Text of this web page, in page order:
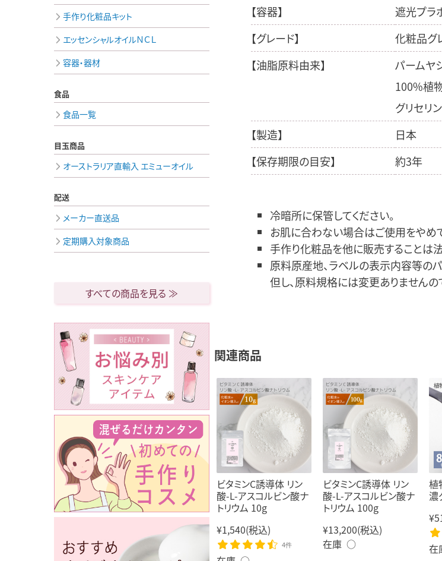
【容器】
遮光プラ
【グレード】
化粧品グ
【油脂原料由来】
パームヤ
100%植
グリセリ
【製造】
日本
【保存期限の目安】 約3年
冷暗所に保管してください。
お肌に合わない場合はご使用をやめ
手作り化粧品を他に販売することは
原料原産地、ラベルの表示内容等の
但し、原料規格には変更ありませんの
関連商品
ビタミンC誘導体 リン
酸-L-アスコルビン酸ナ
トリウム 10g
¥1,540(税込)
4件
ビタミンC誘導体 リン
酸-L-アスコルビン酸ナ
トリウム 100g
¥13,200(税込)
在庫 ○
植
濃
手作り化粧品キット
エッセンシャルオイルＮＣＬ
容器・器材
食品
食品一覧
目玉商品
オーストラリア直輸入 エミューオイル
配送
メーカー直送品
定期購入対象商品
すべての商品を見る